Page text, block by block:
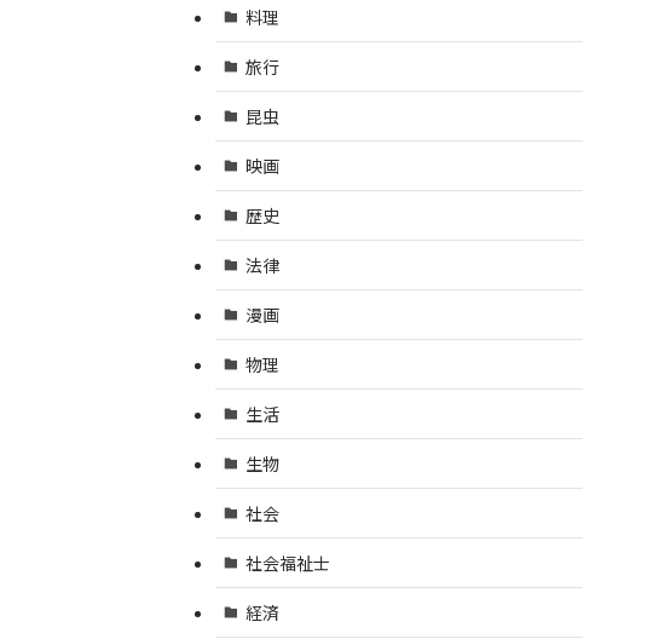
料理
旅行
昆虫
映画
歴史
法律
漫画
物理
生活
生物
社会
社会福祉士
経済